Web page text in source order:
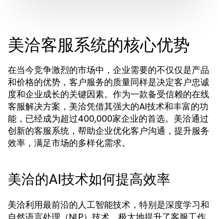
美洽客服系统的核心优势
在当今竞争激烈的市场中，企业需要的不仅仅是产品
和价格的优势，客户服务的质量同样是决定客户忠诚
度和企业成长的关键因素。作为一款备受信赖的在线
客服解决方案，美洽凭借其强大的AI技术和丰富的功
能，已经成为超过400,000家企业的首选。美洽通过
创新的客服系统，帮助企业优化客户沟通，提升服务
效率，满足市场的多样化需求。
美洽的AI技术如何提高效率
美洽利用最前沿的人工智能技术，特别是深度学习和